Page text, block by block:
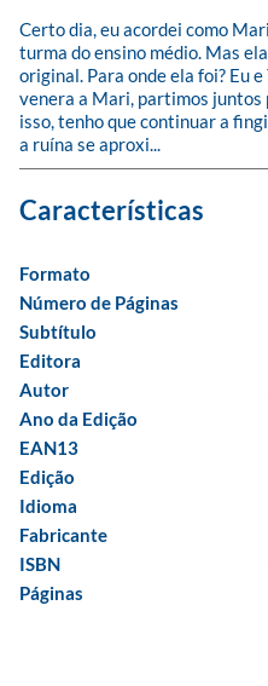
Certo dia, eu acordei como
turma do ensino médio. Mas
original. Para onde ela foi? Eu
venera a Mari, partimos juntos
isso, tenho que continuar a
a ruína se aproxi...
Formato
Número de Páginas
Subtítulo
Editora
Autor
Ano da Edição
EAN13
Edição
Idioma
Fabricante
ISBN
Páginas